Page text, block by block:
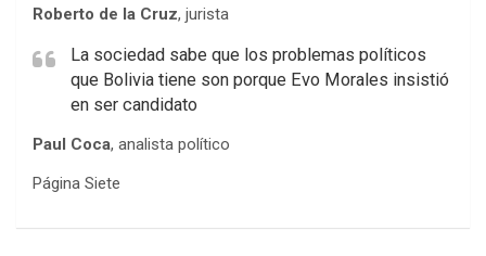
Roberto de la Cruz, jurista
La sociedad sabe que los problemas políticos
que Bolivia tiene son porque Evo Morales insistió
en ser candidato
Paul Coca, analista político
Página Siete